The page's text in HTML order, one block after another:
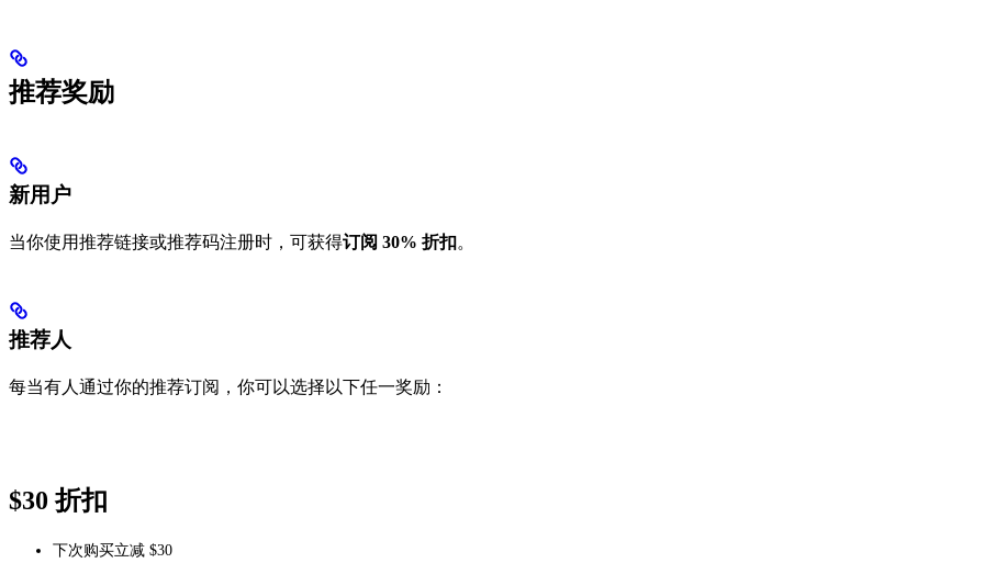
推荐奖励
新用户
当你使用推荐链接或推荐码注册时，可获得订阅 30% 折扣。
推荐人
每当有人通过你的推荐订阅，你可以选择以下任一奖励：
$30 折扣
下次购买立减 $30